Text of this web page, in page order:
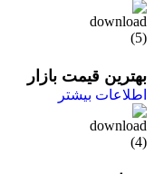
بهترین قیمت بازار
اطلاعات بیشتر